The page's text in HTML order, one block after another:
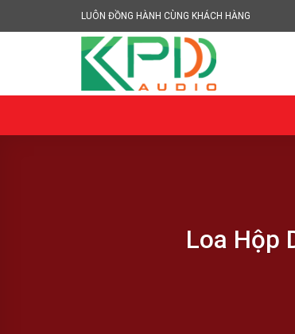
to
LUÔN ĐỒNG HÀNH CÙNG KHÁCH HÀNG
Loa Hộp